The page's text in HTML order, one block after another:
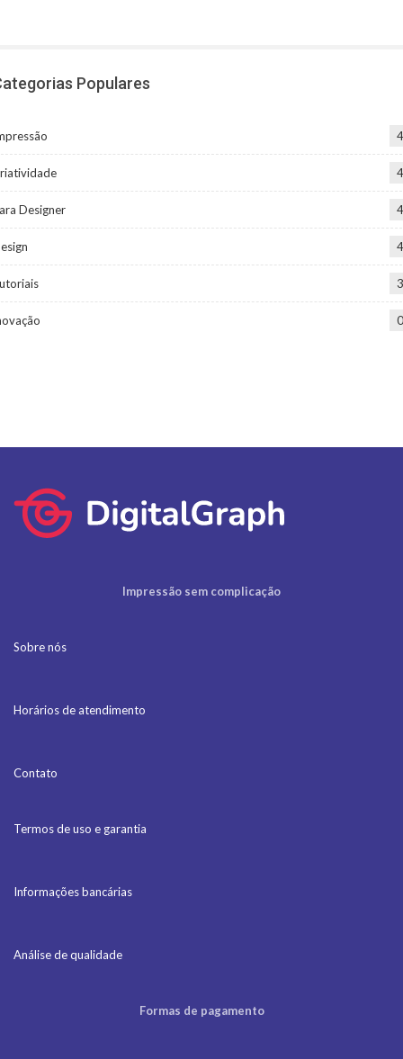
Populares
4
4
Designer 4
4
3
0
Impressão sem complicação
Sobre nós
Horários de atendimento
Contato
Termos de uso e garantia
Informações bancárias
Análise de qualidade
Formas de pagamento